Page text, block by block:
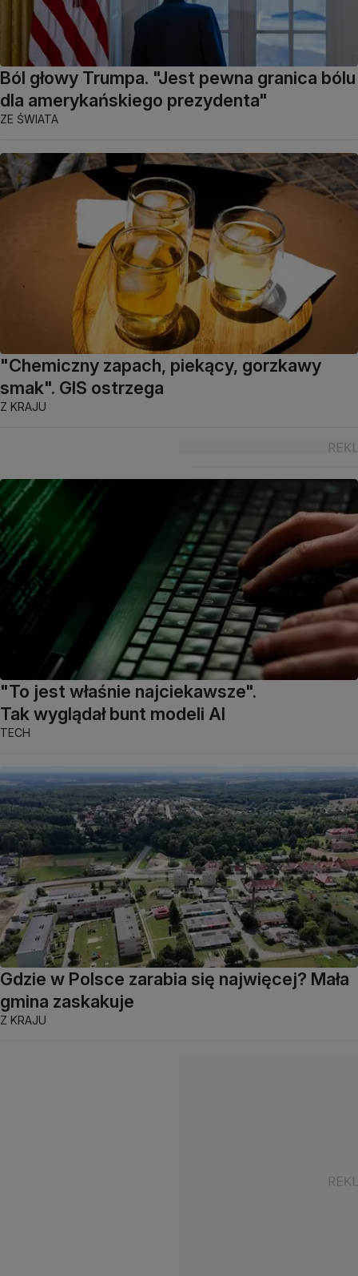
Ból głowy Trumpa. "Jest pewna granica bólu
dla amerykańskiego prezydenta"
ZE ŚWIATA
"Chemiczny zapach, piekący, gorzkawy
smak". GIS ostrzega
Z KRAJU
"To jest właśnie najciekawsze".
Tak wyglądał bunt modeli AI
TECH
Gdzie w Polsce zarabia się najwięcej? Mała
gmina zaskakuje
Z KRAJU